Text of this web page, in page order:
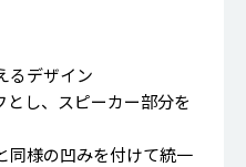
るデザイン
とし、スピーカー部分を
同様の凹みを付けて統一